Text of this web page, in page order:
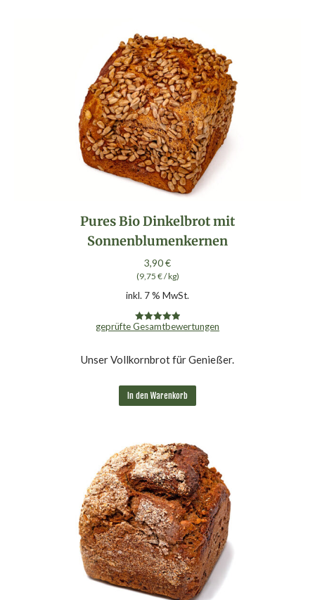
Pures Bio Dinkelbrot mit
Sonnenblumenkernen
3,90€
(9,75 €/kg)
inkl. 7 % MwSt.
Bewertet mit
geprüfte Gesamtbewertungen
Unser Vollkornbrot für Genießer.
In den Warenkorb